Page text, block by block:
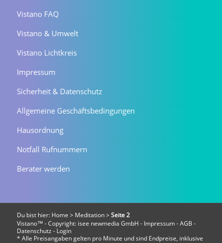
Vistano FAQ
Vistano & Umwelt
Vistano Lichtkreis
Impressum
Sicherheit & Datenschutz
Allgemeine Geschäftsbedingungen
Hausordnung
Notfall Rufnummern
Berater werden
Du bist hier: Home > Meditation> Seite 2
Vistano™ - Copyright: isee newmedia GmbH - Impressum-AGB -
Datenschutz - Login
* Alle Preisangaben gelten pro Minute und sind Endpreise, inklusive